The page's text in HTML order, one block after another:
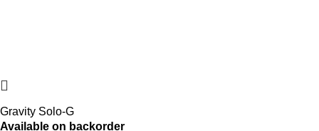
Gravity Solo-G
Available on backorder